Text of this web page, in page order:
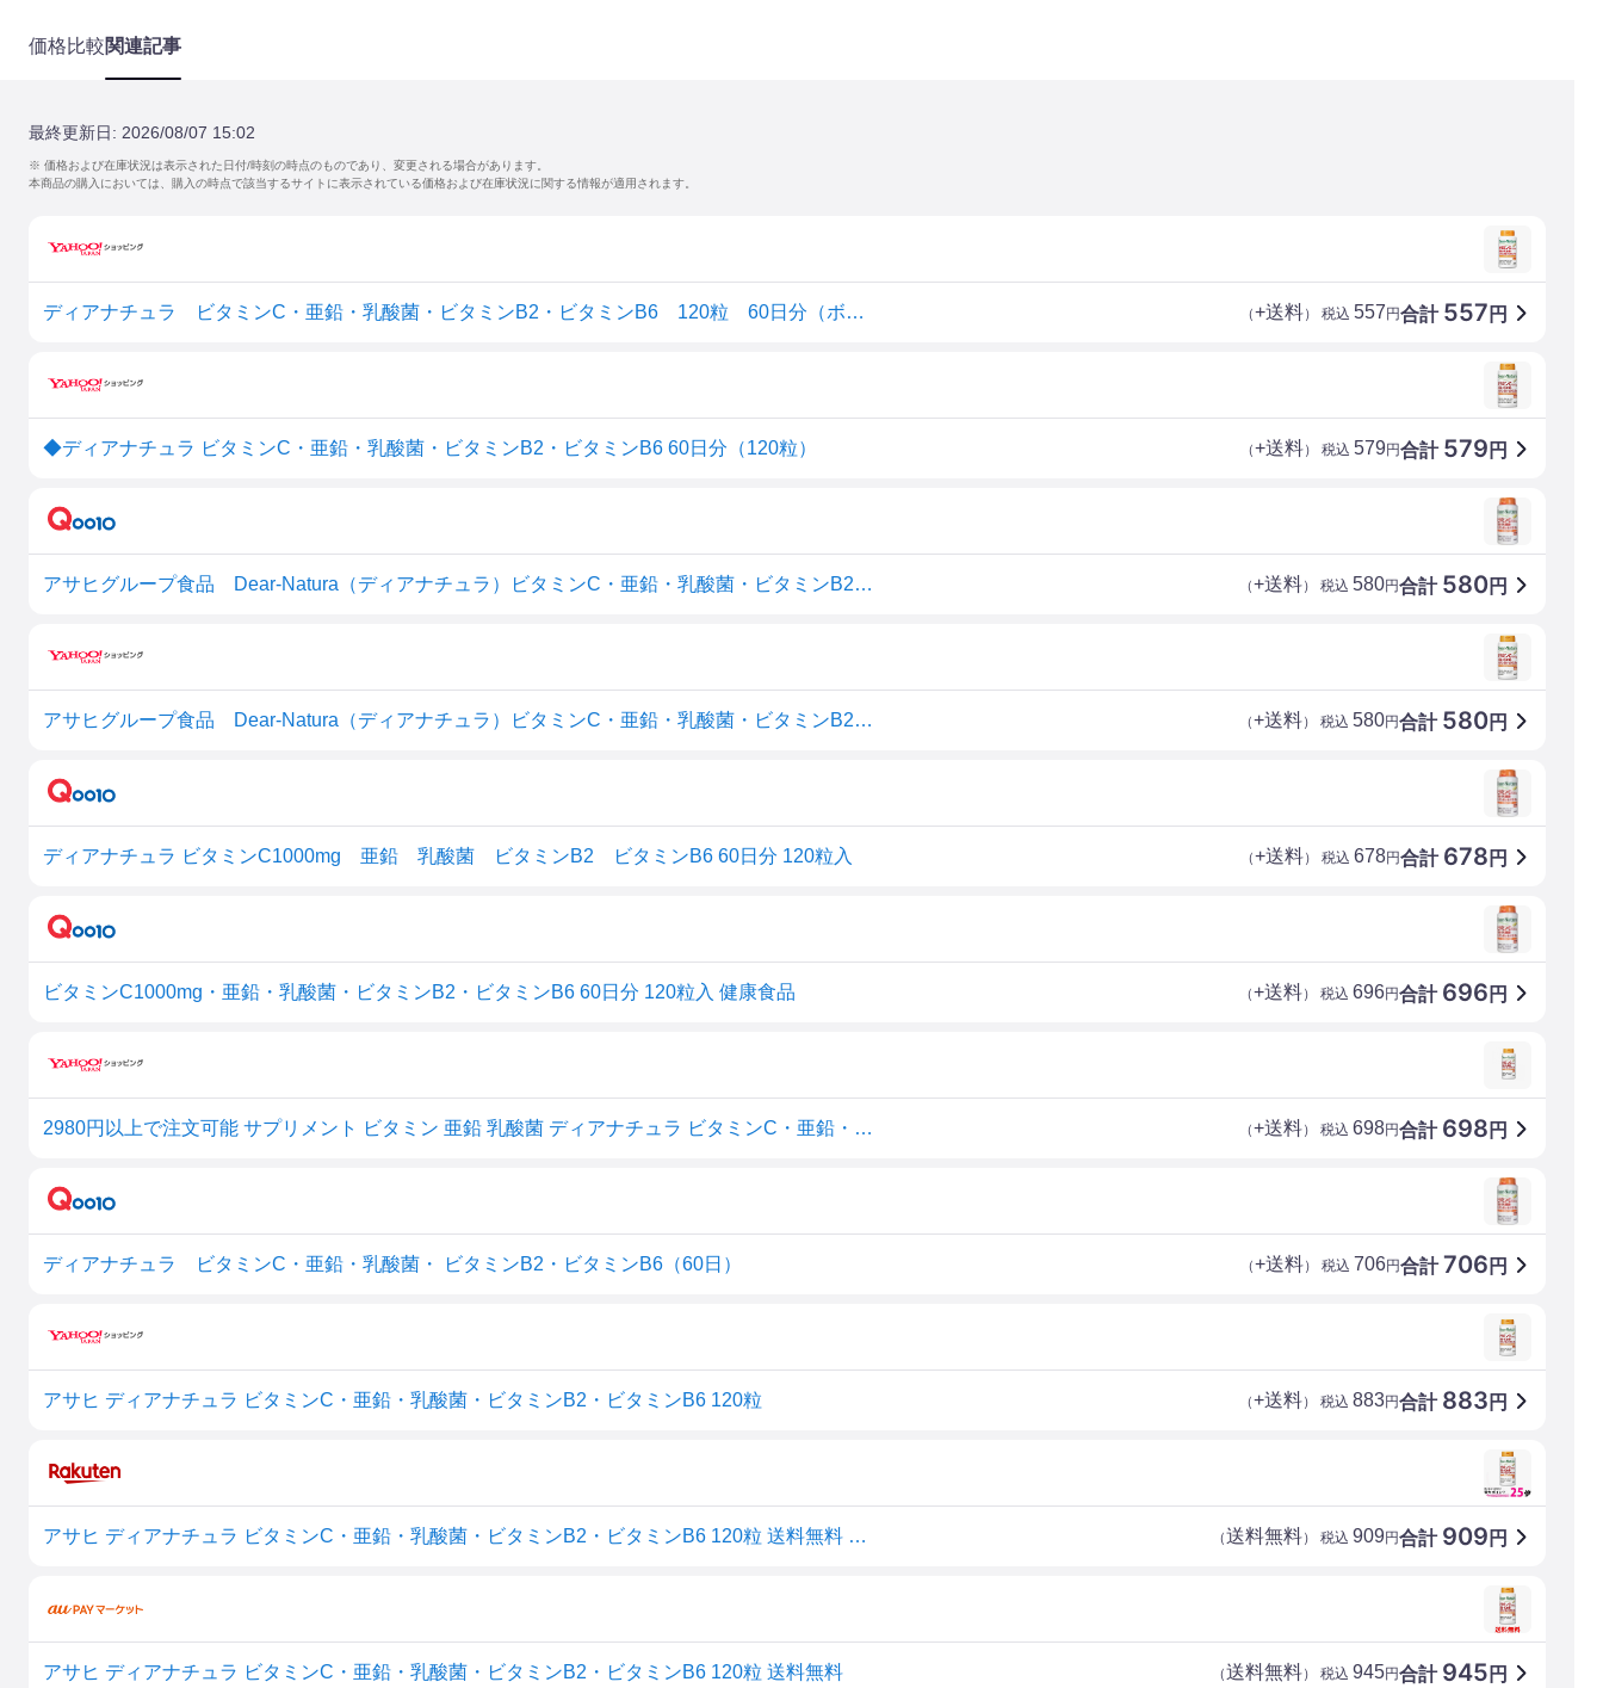
価格比較関連記事
最終更新日: 2026/08/07 15:02
※ 価格および在庫状況は表示された日付/時刻の時点のものであり、変更される場合があります。
本商品の購入においては、購入の時点で該当するサイトに表示されている価格および在庫状況に関する情報が適用されます。
ディアナチュラ ビタミンC・亜鉛・乳酸菌・ビタミンB2・ビタミンB6 120粒 60日分（ボトル） 合計 557 円
（+送料） 税込 557円
◆ディアナチュラ ビタミンC・亜鉛・乳酸菌・ビタミンB2・ビタミンB6 60日分（120粒） 合計 579 円
（+送料） 税込 579円
アサヒグループ食品 Dear-Natura（ディアナチュラ）ビタミンC・亜鉛・乳酸菌・ビタミンB2・ビタミンB6 60日120粒 栄養補助食品 合計 580円
（+送料） 税込 580円
アサヒグループ食品 Dear-Natura（ディアナチュラ）ビタミンC・亜鉛・乳酸菌・ビタミンB2・ビタミンB6 60日120粒 栄養補助食品 合計 580円
（+送料） 税込 580円
ディアナチュラ ビタミンC1000mg 亜鉛 乳酸菌 ビタミンB2 ビタミンB6 60日分 120粒入 合計 678 円
（+送料） 税込 678円
ビタミンC1000mg・亜鉛・乳酸菌・ビタミンB2・ビタミンB6 60日分 120粒入 健康食品 合計 696 円
（+送料） 税込 696円
2980円以上で注文可能 サプリメント ビタミン 亜鉛 乳酸菌 ディアナチュラ ビタミンC・亜鉛・乳酸菌・ビタミンB2・ビタミンB6 120粒 (1個) 合計 698 円
（+送料） 税込 698円
ディアナチュラ ビタミンC・亜鉛・乳酸菌・ ビタミンB2・ビタミンB6（60日） 合計706 円
（+送料） 税込 706円
アサヒ ディアナチュラ ビタミンC・亜鉛・乳酸菌・ビタミンB2・ビタミンB6 120粒 合計 883 円
（+送料） 税込 883円
アサヒ ディアナチュラ ビタミンC・亜鉛・乳酸菌・ビタミンB2・ビタミンB6 120粒 送料無料 【SK08244】 合計 909 円
（送料無料） 税込 909円
アサヒ ディアナチュラ ビタミンC・亜鉛・乳酸菌・ビタミンB2・ビタミンB6 120粒 送料無料 合計 945 円
（送料無料） 税込 945円